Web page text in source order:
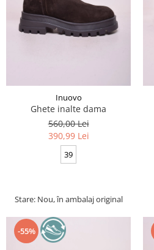
Inuovo
Ghete inalte dama
560,00 Lei
390,99 Lei
39
Stare: Nou, în ambalaj original
-55%